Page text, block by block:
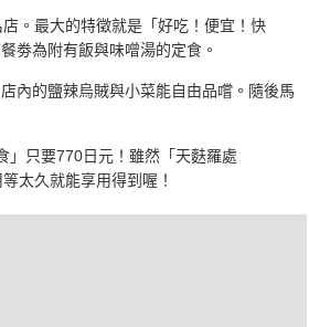
。最大的特徵就是「好吃！便宜！快
劵為附有飯與味噌湯的定食。
內的鹽辣烏賊與小菜能自由品嚐。隨後馬
」只要770日元！雖然「天麩羅處
太久就能享用得到喔！